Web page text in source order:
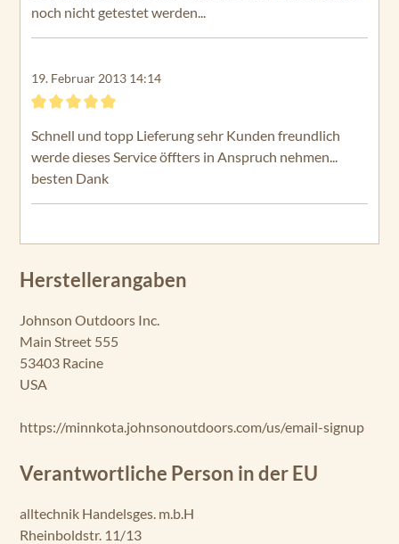
noch nicht getestet werden...
19. Februar 2013 14:14
Schnell und topp Lieferung sehr Kunden freundlich
werde dieses Service öffters in Anspruch nehmen...
besten Dank
Herstellerangaben
Johnson Outdoors Inc.
Main Street 555
53403 Racine
USA
https://minnkota.johnsonoutdoors.com/us/email-signup
Verantwortliche Person in der EU
alltechnik Handelsges. m.b.H
Rheinboldstr. 11/13